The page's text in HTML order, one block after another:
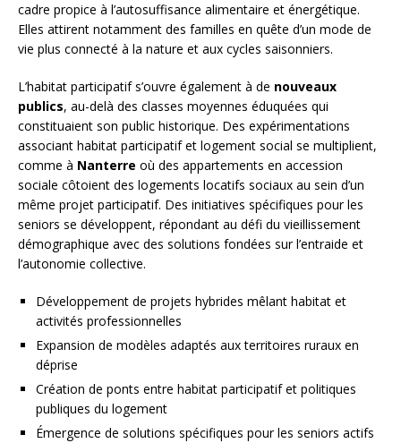
cadre propice à l’autosuffisance alimentaire et énergétique.
Elles attirent notamment des familles en quête d’un mode de
vie plus connecté à la nature et aux cycles saisonniers.
L’habitat participatif s’ouvre également à de nouveaux
publics, au-delà des classes moyennes éduquées qui
constituaient son public historique. Des expérimentations
associant habitat participatif et logement social se multiplient,
comme à Nanterre où des appartements en accession
sociale côtoient des logements locatifs sociaux au sein d’un
même projet participatif. Des initiatives spécifiques pour les
seniors se développent, répondant au défi du vieillissement
démographique avec des solutions fondées sur l’entraide et
l’autonomie collective.
Développement de projets hybrides mêlant habitat et
activités professionnelles
Expansion de modèles adaptés aux territoires ruraux en
déprise
Création de ponts entre habitat participatif et politiques
publiques du logement
Émergence de solutions spécifiques pour les seniors actifs